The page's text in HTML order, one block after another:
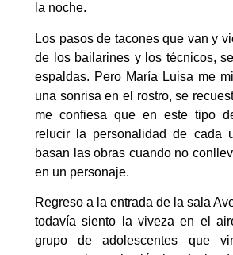
la noche.
Los pasos de tacones que van y
de los bailarines y los técnicos,
espaldas. Pero María Luisa me
una sonrisa en el rostro, se
me confiesa que en este tipo
relucir la personalidad de cada
basan las obras cuando no
en un personaje.
Regreso a la entrada de la sala
todavía siento la viveza en el
grupo de adolescentes que